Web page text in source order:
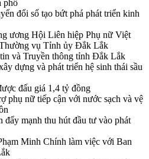
phố
đổi số tạo bứt phá phát triển kinh
ương Hội Liên hiệp Phụ nữ Việt
vụ Tỉnh ủy Đắk Lắk
và Truyền thông tỉnh Đắk Lắk
dựng và phát triển hệ sinh thái sầu
đấu giá 1,4 tỷ đồng
phụ nữ tiếp cận với nước sạch và vệ
mạnh thu hút đầu tư vào phát
Minh Chính làm việc với Ban